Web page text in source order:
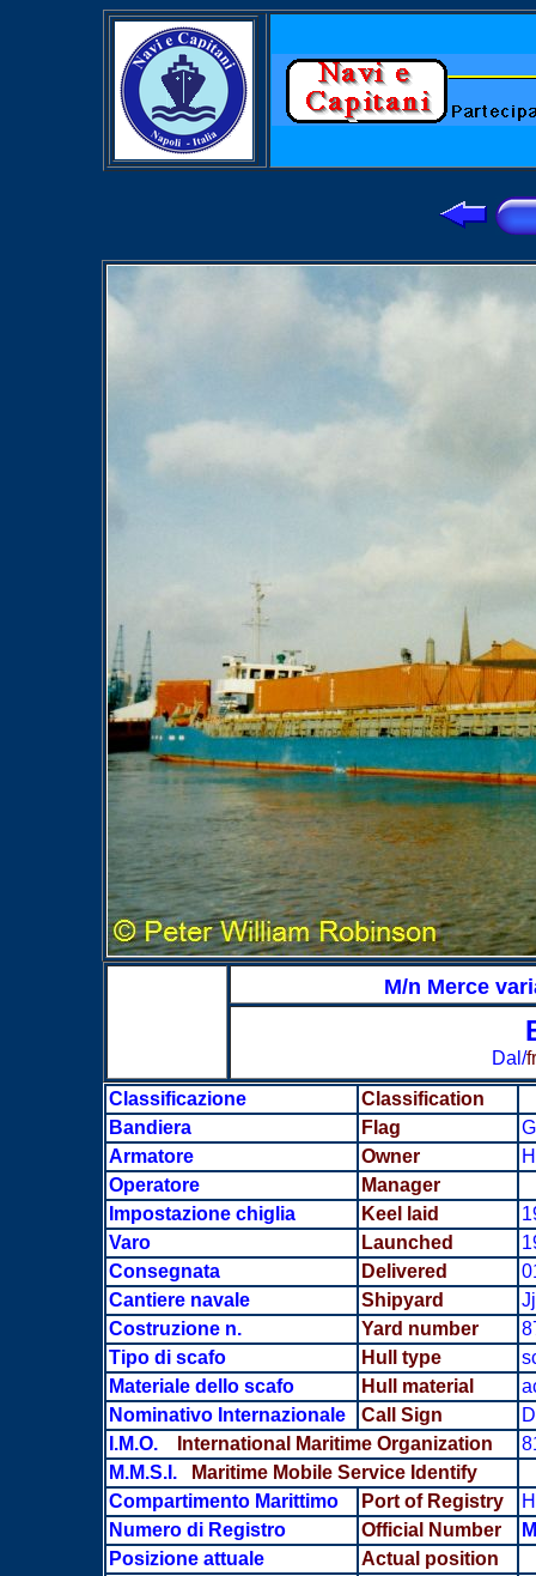
M/n Merce
Dal/
Classificazione
Classification
Bandiera
Flag
Armatore
Owner
Operatore
Manager
Impostazione chiglia
Keel laid
Varo
Launched
Consegnata
Delivered
Cantiere navale
Shipyard
Costruzione n.
Yard number
Tipo di scafo
Hull type
Materiale dello scafo
Hull material
Nominativo Internazionale
Call Sign
I.M.O.
International Maritime Organization
M.M.S.I.
Maritime Mobile Service Identify
Compartimento Marittimo
Port of Registry
Numero di Registro
Official Number
Posizione attuale
Actual position